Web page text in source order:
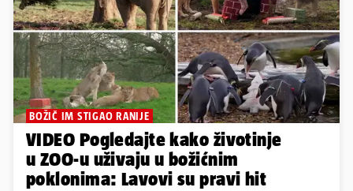
BOŽIČ IM STIGAO RANIJE
VIDEO Pogledajte kako životinje
u ZOO-u uživaju u božićnim
poklonima: Lavovi su pravi hit